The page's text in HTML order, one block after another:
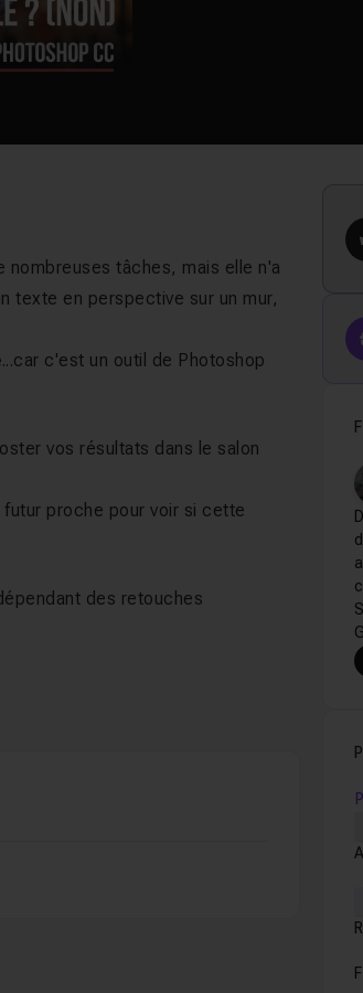
tâches, mais elle n'a
texte en perspective sur un mur,
...car c'est un outil de Photoshop
vos résultats dans le salon
proche pour voir si cette
des retouches